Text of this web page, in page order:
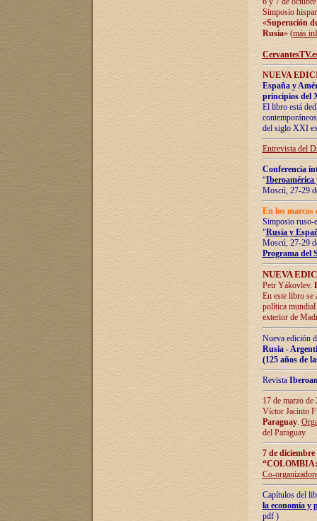
Simposio
«Superación
Rusia» (más
NUEVA
España y
principios del
El libro está
del siglo XXI
Entrevista del
Conferencia
“Iberoamérica
Moscú, 27-29
En los marcos
Simposio ruso-
"Rusia y
Moscú, 27-29
Programa del
NUEVA
Petr Yákovlev.
En este libro se
política mundial
exterior de
Nueva edición
Rusia -
(125 años de
Revista
17 de marzo
Víctor Jacinto
Paraguay.
del Paraguay.
7 de
Co-
Capítulos del
la economía y
pdf )